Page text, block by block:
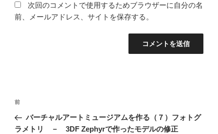
次回のコメントで使用するためブラウザーに自分の名
前、メールアドレス、サイトを保存する。
投
ナ
前
の
投
前
バーチャルアートミュージアムを作る（７）フォトグ
ラメトリ － 3DF Zephyrで作ったモデルの修正